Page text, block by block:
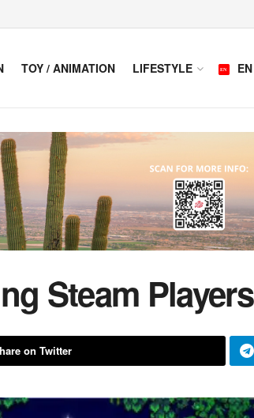
TOY / ANIMATION LIFESTYLE EN
Steam Players
on Twitter